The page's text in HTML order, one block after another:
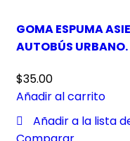
GOMA ESPUMA
AUTOBÚS URBANO.
$35.00
Añadir al carrito
Añadir a la lista